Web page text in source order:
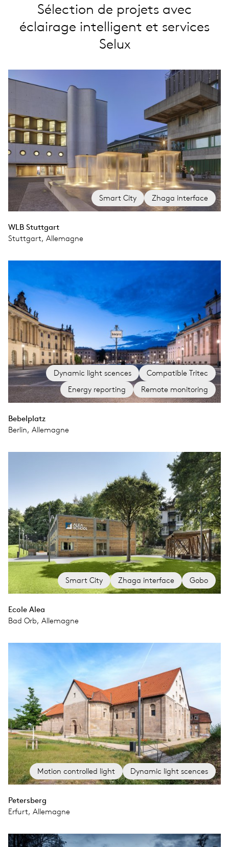
Sélection de projets avec
éclairage intelligent et services
Selux
Smart City Zhaga interface
WLB Stuttgart
Stuttgart, Allemagne
Energy reporting Remote monitoring
Dynamic light scences Compatible Tritec
Bebelplatz
Berlin, Allemagne
Smart City Zhaga interface Gobo
Ecole Alea
Bad Orb, Allemagne
Motion controlled light Dynamic light scences
Petersberg
Erfurt, Allemagne